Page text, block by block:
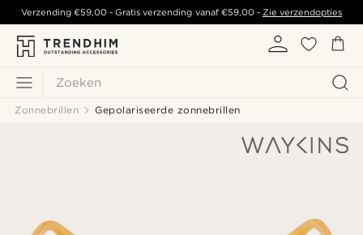
Zoeken
Verzending€59,00 - Gratis verzending vanaf €59,00- Zie verzendopties
Zonnebrillen Gepolariseerde zonnebrillen